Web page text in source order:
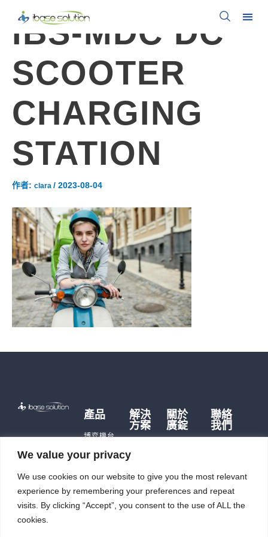
We value your privacy
We use cookies on our website to give you the most relevant
experience by remembering your preferences and repeat
visits. By clicking “Accept”, you consent to the use of ALL the
cookies.
IBS-MDC DC
SCOOTER
CHARGING
STATION
作者: clara / 2023-08-04
產品
博弈機台
遊戲主機
充電樁
觸控平板
電腦
解決
方案
體
用
智能自
動化
關於
廣錠
公司據點
力
廣錠徵才
聯絡
我們
即時訊
投資人
專區